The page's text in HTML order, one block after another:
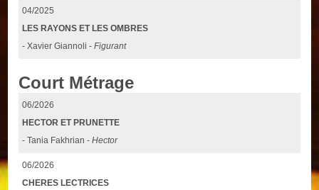
04/2025
LES RAYONS ET LES OMBRES
- Xavier Giannoli -Figurant
Court Métrage
06/2026
HECTOR ET PRUNETTE
- Tania Fakhrian -Hector
06/2026
CHERES LECTRICES